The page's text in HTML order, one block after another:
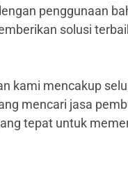
penggunaan
solusi
kami mencakup
mencari jasa
tepat untuk